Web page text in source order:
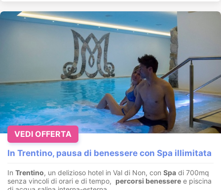
In Trentino, pausa di benessere con Spa illimitata
In Trentino, un delizioso hotel in Val di Non, con Spa di 700mq
senza vincoli di orari e di tempo, percorsi benessere e piscina
VEDI OFFERTA